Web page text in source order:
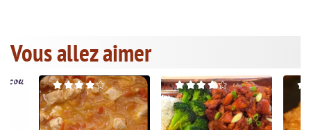
Vous allez aimer